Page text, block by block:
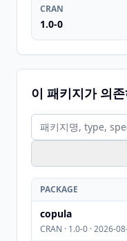
CRAN
1.0-0
이 패키지가 의
PACKAGE
copula
CRAN · 1.0-0 · 2026-